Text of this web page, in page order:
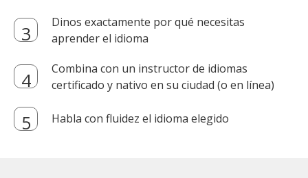
Dinos exactamente por qué necesitas
aprender el idioma
Combina con un instructor de idiomas
certificado y nativo en su ciudad (o en línea)
Habla con fluidez el idioma elegido